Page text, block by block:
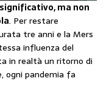
ma non
. Per restare
tre anni e la Mers
influenza del
in realtà un ritorno di
ogni pandemia fa